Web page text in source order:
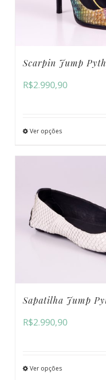
Scarpin Jump
R$2.990,90
Ver opções
Sapatilha Jump
R$2.990,90
Ver opções